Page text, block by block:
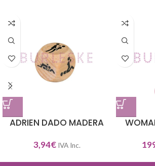
ADRIEN DADO MADERA
3,94€ IVA Inc.